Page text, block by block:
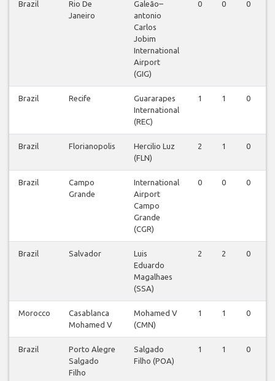
Brazil
Rio De
Janeiro
Galeão–
antonio
Carlos
Jobim
International
Airport
(GIG)
0 0 0
Brazil Recife
Guararapes
International
(REC)
1 1 0
Brazil Florianopolis
Hercilio Luz
(FLN)
2 1 0
Brazil
Campo
Grande
International
Airport
Campo
Grande
(CGR)
0 0 0
Brazil Salvador
Luis
Eduardo
Magalhaes
(SSA)
2 2 0
Morocco
Casablanca
Mohamed V
Mohamed V
(CMN)
1 1 0
Brazil
Porto Alegre
Salgado
Filho
Salgado
Filho (POA)
1 1 0